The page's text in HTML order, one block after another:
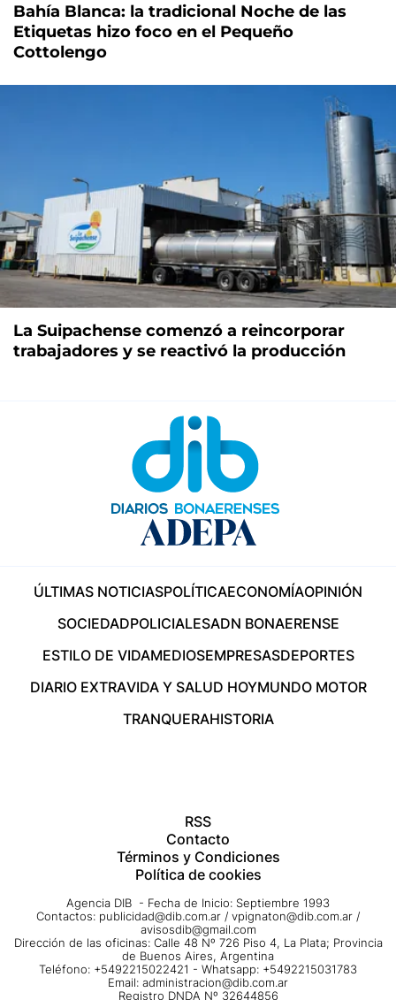
Bahía Blanca: la tradicional Noche de las
Etiquetas hizo foco en el Pequeño
Cottolengo
La Suipachense comenzó a reincorporar
trabajadores y se reactivó la producción
ÚLTIMAS NOTICIASPOLÍTICAECONOMÍAOPINIÓN
SOCIEDADPOLICIALESADN BONAERENSE
ESTILO DE VIDAMEDIOSEMPRESASDEPORTES
DIARIO EXTRAVIDA Y SALUD HOYMUNDO MOTOR
TRANQUERAHISTORIA
RSS
Contacto
Términos y Condiciones
Política de cookies
Agencia DIB - Fecha de Inicio: Septiembre 1993
Contactos: publicidad@dib.com.ar / vpignaton@dib.com.ar /
avisosdib@gmail.com
Dirección de las oficinas: Calle 48 Nº 726 Piso 4, La Plata; Provincia
de Buenos Aires, Argentina
Teléfono: +5492215022421 - Whatsapp: +5492215031783
Email: administracion@dib.com.ar
Registro DNDA Nº 32644856